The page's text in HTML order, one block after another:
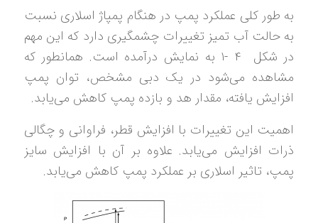
به طور کلی عملکرد پمپ در هنگام پمپاژ اسلاری نسبت
به حالت آب تمیز تغییرات چشمگیری دارد که این مهم
در شکل ‏۴ -۱ به نمایش درآمده است. همانطور که
مشاهده می‌شود در یک دبی مشخص، توان پمپ
افزایش یافته، مقدار هد و بازده پمپ کاهش می‌یابد.
اهمیت این تغییرات با افزایش قطر، فراوانی و چگالی
ذرات افزایش می‌یابد. علاوه بر آن با افزایش سایز
پمپ، تاثیر اسلاری بر عملکرد پمپ کاهش می‌یابد.